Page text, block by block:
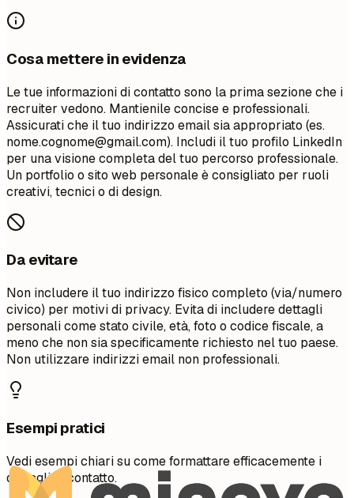
Cosa mettere in evidenza
Le tue informazioni di contatto sono la prima sezione che i
recruiter vedono. Mantienile concise e professionali.
Assicurati che il tuo indirizzo email sia appropriato (es.
nome.cognome@gmail.com). Includi il tuo profilo LinkedIn
per una visione completa del tuo percorso professionale.
Un portfolio o sito web personale è consigliato per ruoli
creativi, tecnici o di design.
Da evitare
Non includere il tuo indirizzo fisico completo (via/numero
civico) per motivi di privacy. Evita di includere dettagli
personali come stato civile, età, foto o codice fiscale, a
meno che non sia specificamente richiesto nel tuo paese.
Non utilizzare indirizzi email non professionali.
Esempi pratici
Vedi esempi chiari su come formattare efficacemente i
dettagli di contatto.